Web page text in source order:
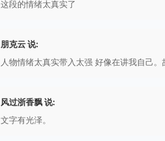
这段的情绪太真实了
朋克云 说:
人物情绪太真实带入太强 好像在讲我自己
风过浙香飘 说:
文字有光泽。